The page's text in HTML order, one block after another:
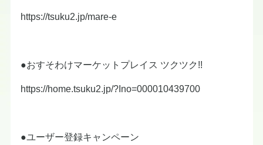
https://tsuku2.jp/mare-e
●おすそわけマーケットプレイス ツクツク!!
https://home.tsuku2.jp/?Ino=000010439700
●ユーザー登録キャンペーン